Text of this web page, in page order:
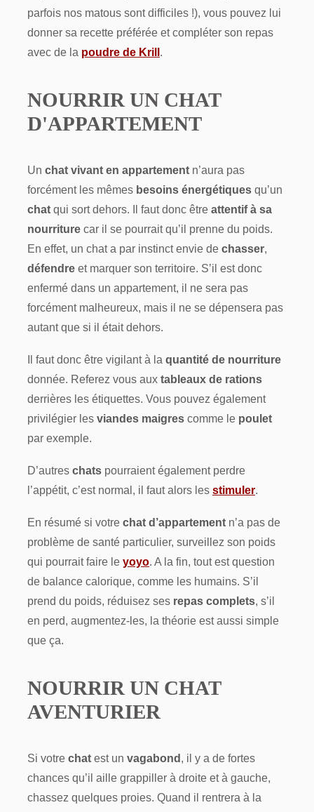
parfois nos matous sont difficiles !), vous pouvez lui
donner sa recette préférée et compléter son repas
avec de la poudre de Krill .
NOURRIR UN CHAT
D'APPARTEMENT
Un chat vivant en appartement n’aura pas
forcément les mêmes besoins énergétiques qu’un
chat qui sort dehors. Il faut donc être attentif à sa
nourriture car il se pourrait qu’il prenne du poids.
En effet, un chat a par instinct envie de chasser,
défendre et marquer son territoire. S’il est donc
enfermé dans un appartement, il ne sera pas
forcément malheureux, mais il ne se dépensera pas
autant que si il était dehors.
Il faut donc être vigilant à la quantité de nourriture
donnée. Referez vous aux tableaux de rations
derrières les étiquettes. Vous pouvez également
privilégier les viandes maigres comme le poulet
par exemple.
D’autres chats pourraient également perdre
l’appétit, c’est normal, il faut alors les stimuler.
En résumé si votre chat d’appartement n’a pas de
problème de santé particulier, surveillez son poids
qui pourrait faire le yoyo. A la fin, tout est question
de balance calorique, comme les humains. S’il
prend du poids, réduisez ses repas complets, s’il
en perd, augmentez-les, la théorie est aussi simple
que ça.
NOURRIR UN CHAT
AVENTURIER
Si votre chat est un vagabond , il y a de fortes
chances qu’il aille grappiller à droite et à gauche,
chassez quelques proies. Quand il rentrera à la